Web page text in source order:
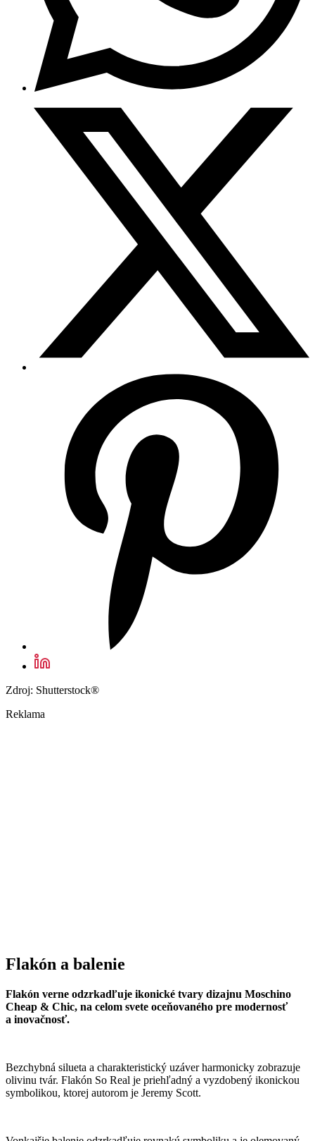
Zdroj: Shutterstock®
Reklama
Flakón a balenie
Flakón verne odzrkadľuje ikonické tvary dizajnu Moschino
Cheap & Chic, na celom svete oceňovaného pre modernosť
a inovačnosť.
Bezchybná silueta a charakteristický uzáver harmonicky zobrazuje
olivinu tvár. Flakón So Real je priehľadný a vyzdobený ikonickou
symbolikou, ktorej autorom je Jeremy Scott.